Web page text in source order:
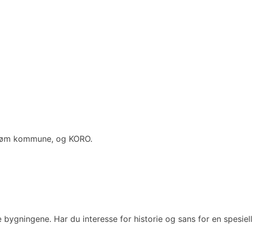
kommune, og KORO.
Har du interesse for historie og sans for en spesiell